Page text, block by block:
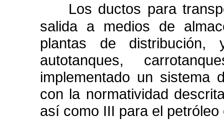
Los ductos para
salida a medios de
plantas de distribución,
autotanques,
implementado un sistema
con la normatividad
así como III para el